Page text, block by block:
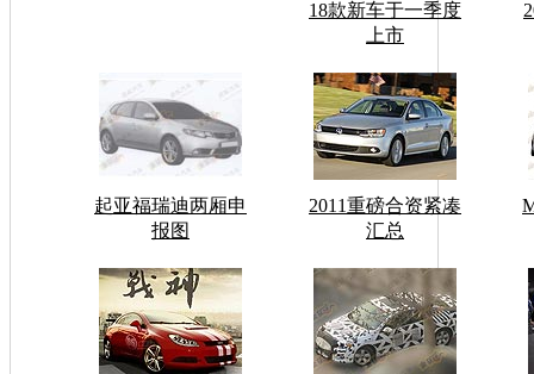
18款新车于一季度
上市
起亚福瑞迪两厢申
报图
2011重磅合资紧凑
汇总